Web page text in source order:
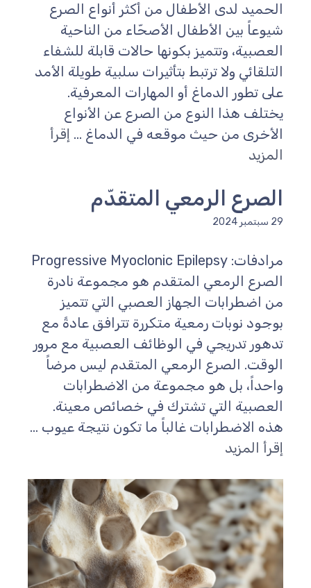
الحميد لدى الأطفال من أكثر أنواع الصرع
شيوعاً بين الأطفال الأصحّاء من الناحية
العصبية، وتتميز بكونها حالات قابلة للشفاء
التلقائي ولا ترتبط بتأثيرات سلبية طويلة الأمد
على تطور الدماغ أو المهارات المعرفية.
يختلف هذا النوع من الصرع عن الأنواع
الأخرى من حيث موقعه في الدماغ ... إقرأ
المزيد
الصرع الرمعي المتقدّم
29 سبتمبر 2024
مرادفات: Progressive Myoclonic Epilepsy
الصرع الرمعي المتقدم هو مجموعة نادرة
من اضطرابات الجهاز العصبي التي تتميز
بوجود نوبات رمعية متكررة تترافق عادةً مع
تدهور تدريجي في الوظائف العصبية مع مرور
الوقت. الصرع الرمعي المتقدم ليس مرضاً
واحداً، بل هو مجموعة من الاضطرابات
العصبية التي تشترك في خصائص معينة.
هذه الاضطرابات غالباً ما تكون نتيجة عيوب ...
إقرأ المزيد